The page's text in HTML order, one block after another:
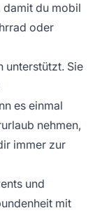
damit du mobil
oder
unterstützt. Sie
es einmal
nehmen,
immer zur
und
mit